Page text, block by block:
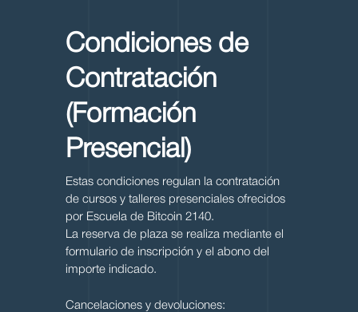
Condiciones de
Contratación
(Formación
Presencial)
Estas condiciones regulan la contratación
de cursos y talleres presenciales ofrecidos
por Escuela de Bitcoin 2140.
La reserva de plaza se realiza mediante el
formulario de inscripción y el abono del
importe indicado.
Cancelaciones y devoluciones: